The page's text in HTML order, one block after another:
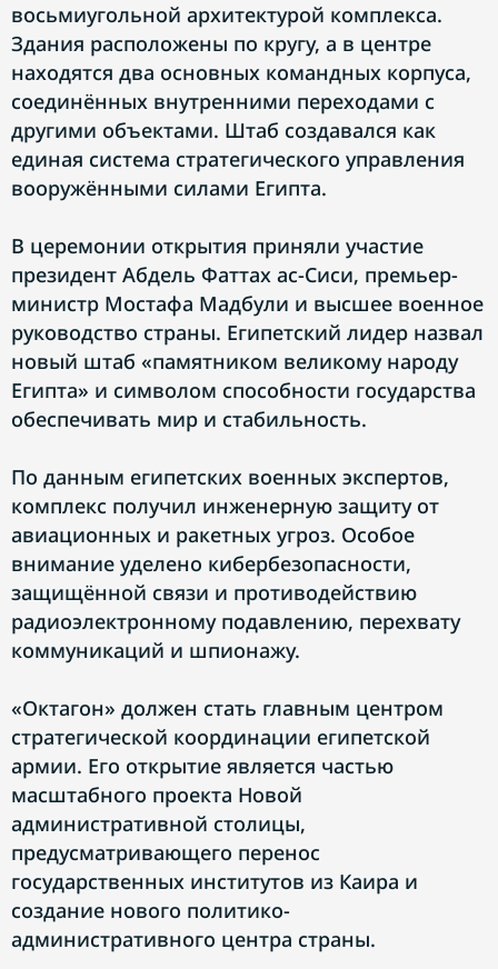
восьмиугольной архитектурой комплекса.
Здания расположены по кругу, а в центре
находятся два основных командных корпуса,
соединённых внутренними переходами с
другими объектами. Штаб создавался как
единая система стратегического управления
вооружёнными силами Египта.
В церемонии открытия приняли участие
президент Абдель Фаттах ас-Сиси, премьер-
министр Мостафа Мадбули и высшее военное
руководство страны. Египетский лидер назвал
новый штаб «памятником великому народу
Египта» и символом способности государства
обеспечивать мир и стабильность.
По данным египетских военных экспертов,
комплекс получил инженерную защиту от
авиационных и ракетных угроз. Особое
внимание уделено кибербезопасности,
защищённой связи и противодействию
радиоэлектронному подавлению, перехвату
коммуникаций и шпионажу.
«Октагон» должен стать главным центром
стратегической координации египетской
армии. Его открытие является частью
масштабного проекта Новой
административной столицы,
предусматривающего перенос
государственных институтов из Каира и
создание нового политико-
административного центра страны.